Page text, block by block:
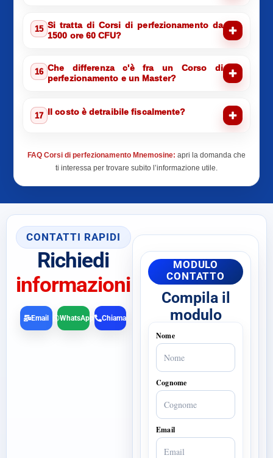
15 Si tratta di Corsi di perfezionamento da
1500 ore 60 CFU?
16 Che differenza c'è fra un Corso di
perfezionamento e un Master?
17 Il costo è detraibile fiscalmente?
FAQ Corsi di perfezionamento Mnemosine: apri la domanda che
ti interessa per trovare subito l’informazione utile.
CONTATTI RAPIDI
Richiedi
informazioni
Chiama
Email WhatsApp
MODULO
CONTATTO
Compila il
modulo
Nome
Cognome
Email